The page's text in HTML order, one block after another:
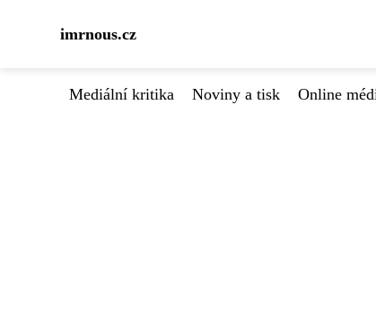
imrnous.cz
Mediální kritika Noviny a tisk Online